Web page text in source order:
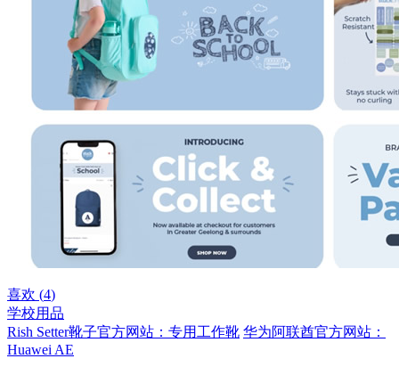
喜欢 (4)
学校用品
Rish Setter靴子官方网站：专用工作靴 华为阿联酋官方网站：
Huawei AE